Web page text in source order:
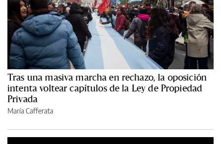
Tras una masiva marcha en rechazo, la oposición
intenta voltear capítulos de la Ley de Propiedad
Privada
María Cafferata